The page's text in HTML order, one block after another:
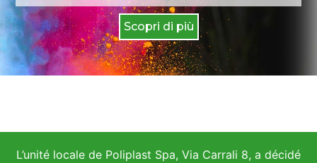
Scopri di più
L’unité locale de Poliplast Spa, Via Carrali 8, a décidé